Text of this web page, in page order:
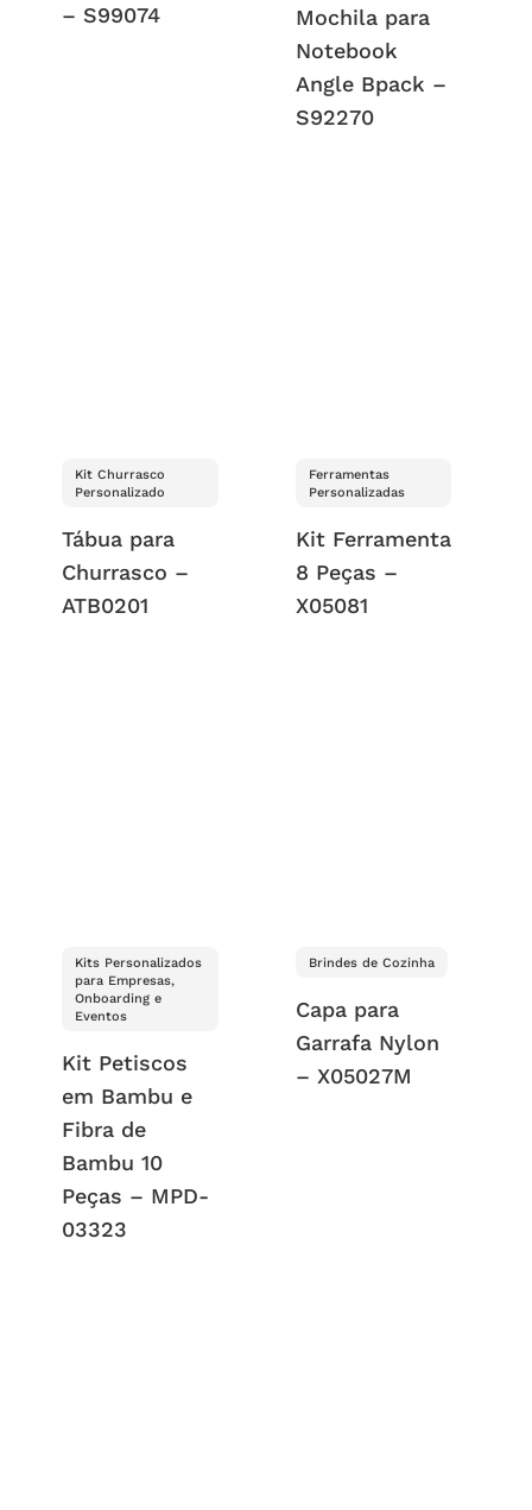
– S99074
Mochila para
Notebook
Angle Bpack –
S92270
Kit Churrasco
Personalizado
Tábua para
Churrasco –
ATB0201
Ferramentas
Personalizadas
Kit Ferramenta
8 Peças –
X05081
Kits Personalizados
para Empresas,
Onboarding e
Eventos
Kit Petiscos
em Bambu e
Fibra de
Bambu 10
Peças – MPD-
03323
Brindes de Cozinha
Capa para
Garrafa Nylon
– X05027M